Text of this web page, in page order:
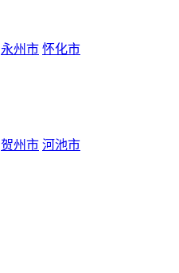
永州市 怀化市
贺州市 河池市